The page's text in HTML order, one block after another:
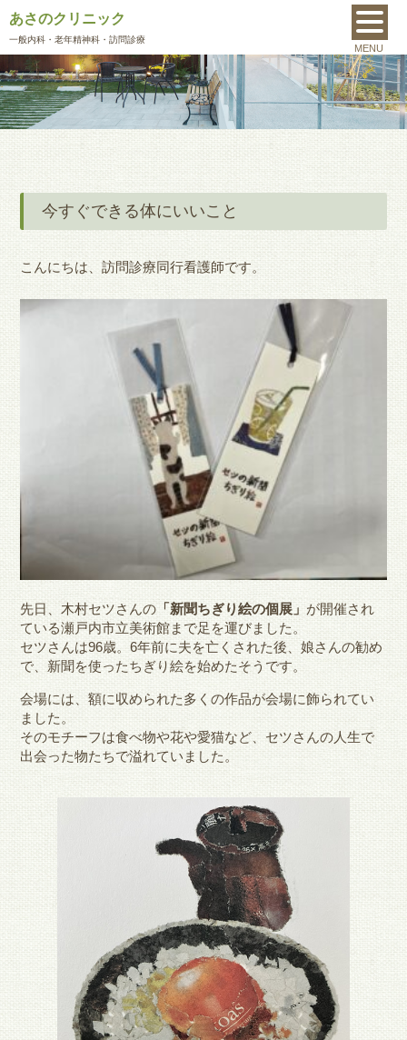
あさのクリニック
一般内科 ・老年精神科・訪問診療
MENU
今すぐできる体にいいこと
こんにちは、訪問診療同行看護師です。
先日、木村セツさんの「新聞ちぎり絵の個展」 が開催され
ている瀬戸内市立美術館まで足を運びました。
セツさんは96歳。6年前に夫を亡くされた後、娘さんの勧め
で、新聞を使ったちぎり絵を始めたそうです。
会場には、額に収められた多くの作品が会場に飾られてい
ました。
そのモチーフは食べ物や花や愛猫など、セツさんの人生で
出会った物たちで溢れていました。
MENU